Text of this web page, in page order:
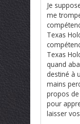
Je
me
Texas
Texas
quand
destiné à
mains
propos
pour
laisser